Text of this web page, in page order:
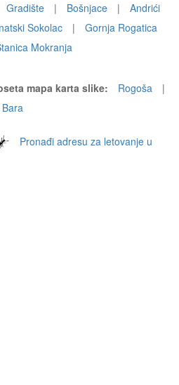
Gradište | Bošnjace |
Andrići
Sokolac |
Gornja Rogatica
Mokranja
mapa karta slike: Rogoša
|
Pronađi adresu za letovanje u